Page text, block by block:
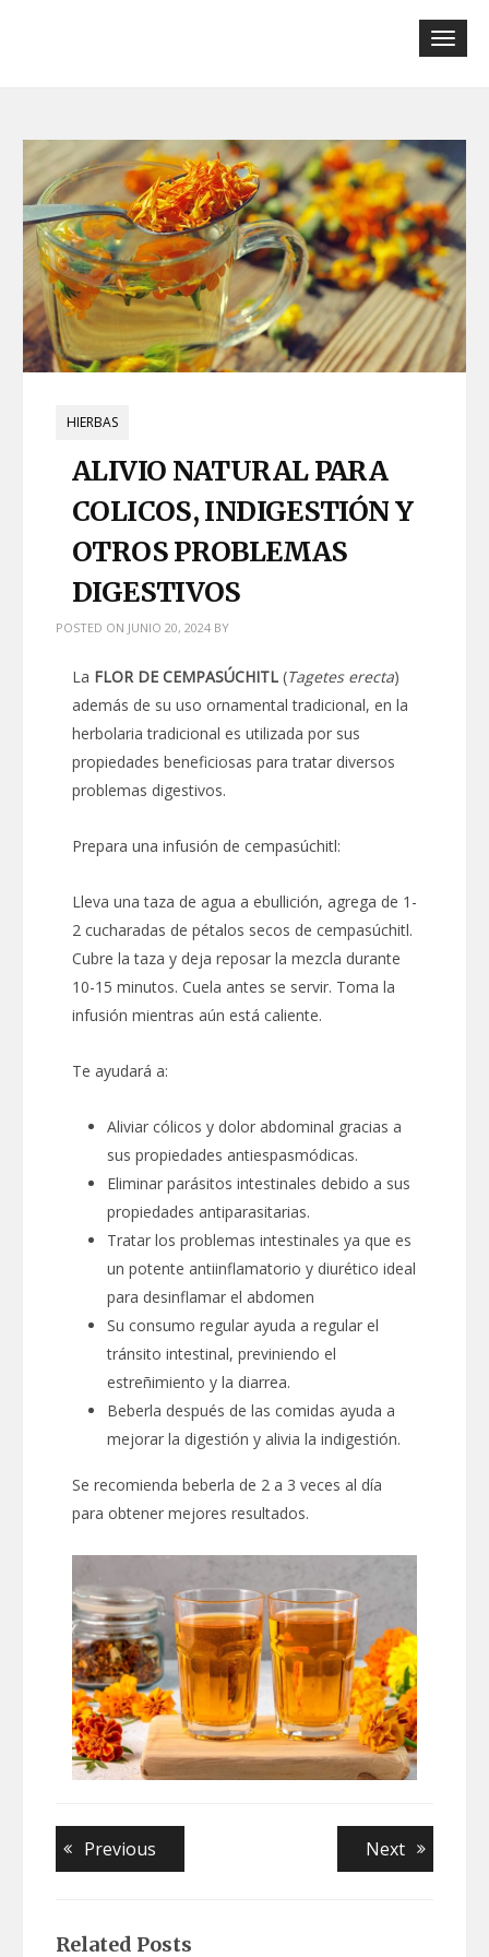
HIERBAS
ALIVIO NATURAL PARA
COLICOS, INDIGESTIÓN Y
OTROS PROBLEMAS
DIGESTIVOS
POSTED ON JUNIO 20, 2024 BY
La FLOR DE CEMPASÚCHITL (Tagetes erecta)
además de su uso ornamental tradicional, en la
herbolaria tradicional es utilizada por sus
propiedades beneficiosas para tratar diversos
problemas digestivos.
Prepara una infusión de cempasúchitl:
Lleva una taza de agua a ebullición, agrega de 1-
2 cucharadas de pétalos secos de cempasúchitl.
Cubre la taza y deja reposar la mezcla durante
10-15 minutos. Cuela antes se servir. Toma la
infusión mientras aún está caliente.
Te ayudará a:
Aliviar cólicos y dolor abdominal gracias a
sus propiedades antiespasmódicas.
Eliminar parásitos intestinales debido a sus
propiedades antiparasitarias.
Tratar los problemas intestinales ya que es
un potente antiinflamatorio y diurético ideal
para desinflamar el abdomen
Su consumo regular ayuda a regular el
tránsito intestinal, previniendo el
estreñimiento y la diarrea.
Beberla después de las comidas ayuda a
mejorar la digestión y alivia la indigestión.
Se recomienda beberla de 2 a 3 veces al día
para obtener mejores resultados.
Navegación
de
Previous NextNext
Related Posts